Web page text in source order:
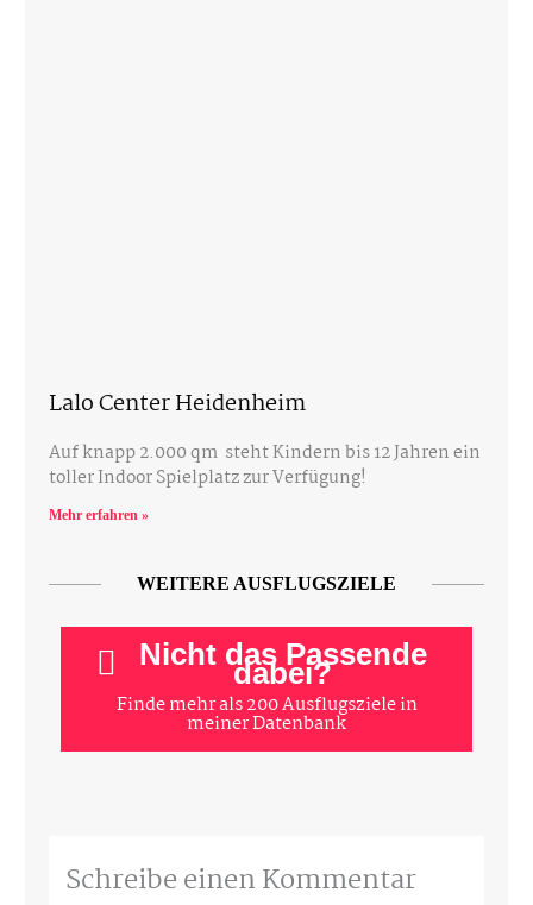
Lalo Center Heidenheim
Auf knapp 2.000 qm steht Kindern bis 12 Jahren ein
toller Indoor Spielplatz zur Verfügung!
Mehr erfahren »
WEITERE AUSFLUGSZIELE
Nicht das Passende
dabei?
Finde mehr als 200 Ausflugsziele in
meiner Datenbank
Schreibe einen Kommentar